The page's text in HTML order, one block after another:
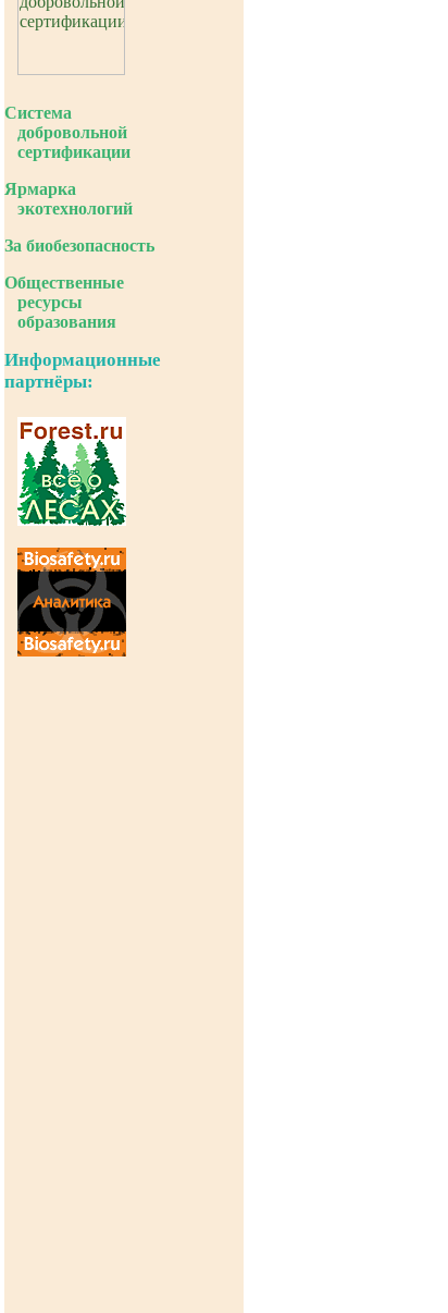
Система
добровольной
сертификации
Ярмарка
экотехнологий
За биобезопасность
Общественные
ресурсы
образования
Информационные
партнёры: